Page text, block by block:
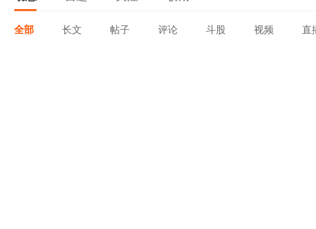
全部 长文 帖子 评论 斗股 视频 直